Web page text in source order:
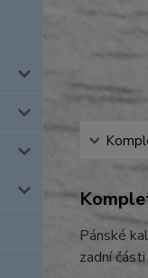
Pánské
zadní